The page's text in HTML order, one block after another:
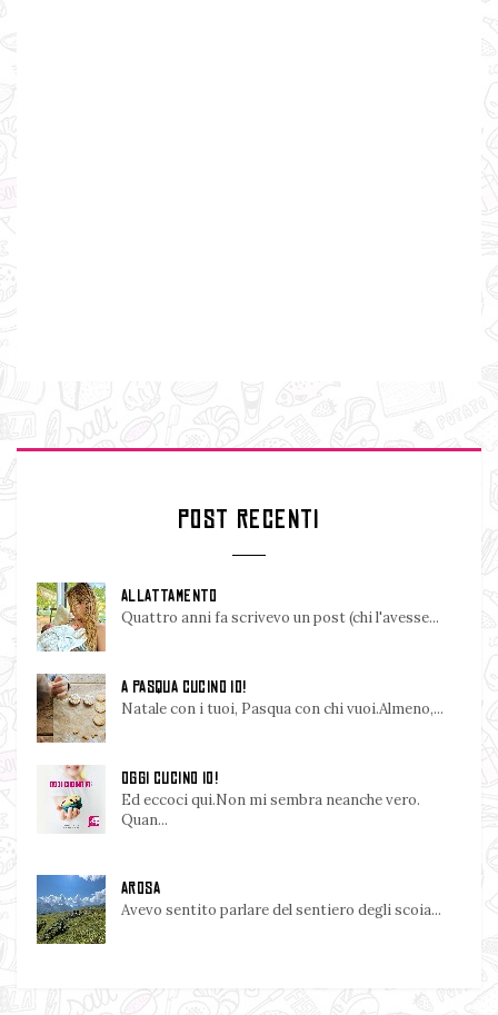
POST RECENTI
ALLATTAMENTO
Quattro anni fa scrivevo un post (chi l'avesse...
A PASQUA CUCINO IO!
Natale con i tuoi, Pasqua con chi vuoi.Almeno,...
OGGI CUCINO IO!
Ed eccoci qui.Non mi sembra neanche vero.
Quan...
AROSA
Avevo sentito parlare del sentiero degli scoia...